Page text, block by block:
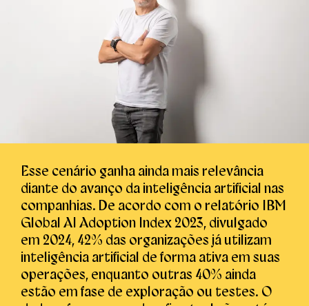
Esse cenário ganha ainda mais relevância
diante do avanço da inteligência artificial nas
companhias. De acordo com o relatório IBM
Global AI Adoption Index 2023, divulgado
em 2024, 42% das organizações já utilizam
inteligência artificial de forma ativa em suas
operações, enquanto outras 40% ainda
estão em fase de exploração ou testes. O